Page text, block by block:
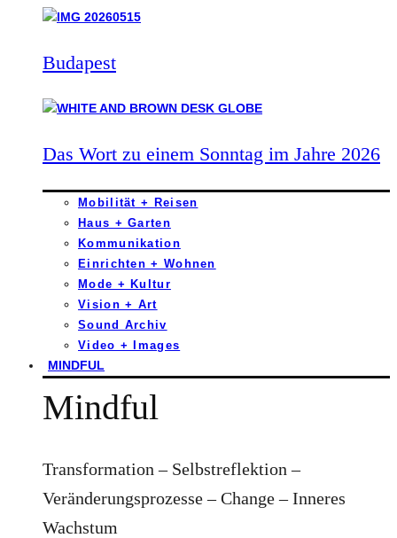
Budapest
Das Wort zu einem Sonntag im Jahre 2026
Mobilität + Reisen
Haus + Garten
Kommunikation
Einrichten + Wohnen
Mode + Kultur
Vision + Art
Sound Archiv
Video + Images
MINDFUL
Mindful
Transformation – Selbstreflektion –
Veränderungsprozesse – Change – Inneres
Wachstum